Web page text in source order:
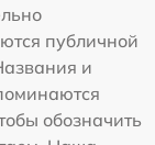
публичной
и
обозначить